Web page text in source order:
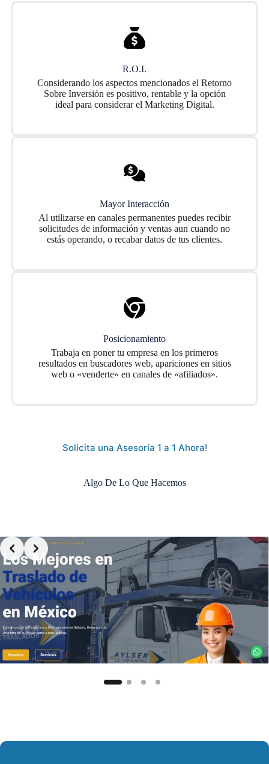
R.O.I.
Considerando los aspectos mencionados el Retorno
Sobre Inversión es positivo, rentable y la opción
ideal para considerar el Marketing Digital.
Mayor Interacción
Al utilizarse en canales permanentes puedes recibir
solicitudes de información y ventas aun cuando no
estás operando, o recabar datos de tus clientes.
Posicionamiento
Trabaja en poner tu empresa en los primeros
resultados en buscadores web, apariciones en sitios
web o «venderte» en canales de «afiliados».
Solicita una Asesoría 1 a 1 Ahora!
Algo De Lo Que Hacemos